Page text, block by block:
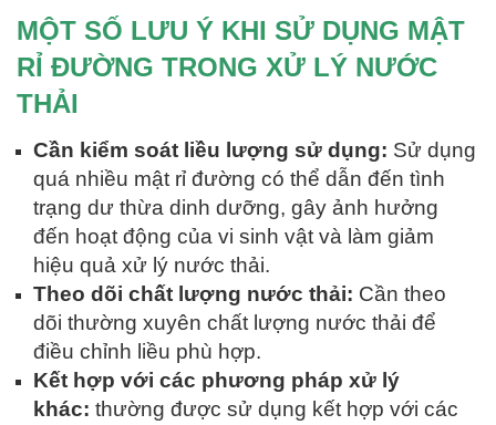
MỘT SỐ LƯU Ý KHI SỬ DỤNG MẬT
RỈ ĐƯỜNG TRONG XỬ LÝ NƯỚC
THẢI
Cần kiểm soát liều lượng sử dụng: Sử dụng
quá nhiều mật rỉ đường có thể dẫn đến tình
trạng dư thừa dinh dưỡng, gây ảnh hưởng
đến hoạt động của vi sinh vật và làm giảm
hiệu quả xử lý nước thải.
Theo dõi chất lượng nước thải: Cần theo
dõi thường xuyên chất lượng nước thải để
điều chỉnh liều phù hợp.
Kết hợp với các phương pháp xử lý
khác: thường được sử dụng kết hợp với các